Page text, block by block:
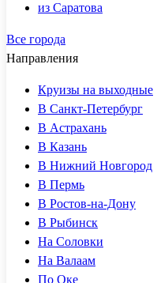
из Саратова
Все города
Направления
Круизы на выходные
В Санкт-Петербург
В Астрахань
В Казань
В Нижний Новгород
В Пермь
В Ростов-на-Дону
В Рыбинск
На Соловки
На Валаам
По Оке